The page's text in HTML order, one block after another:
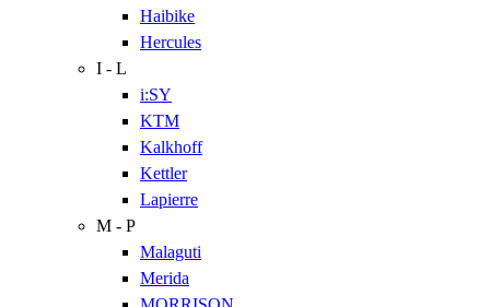
Haibike
Hercules
I - L
i:SY
KTM
Kalkhoff
Kettler
Lapierre
M - P
Malaguti
Merida